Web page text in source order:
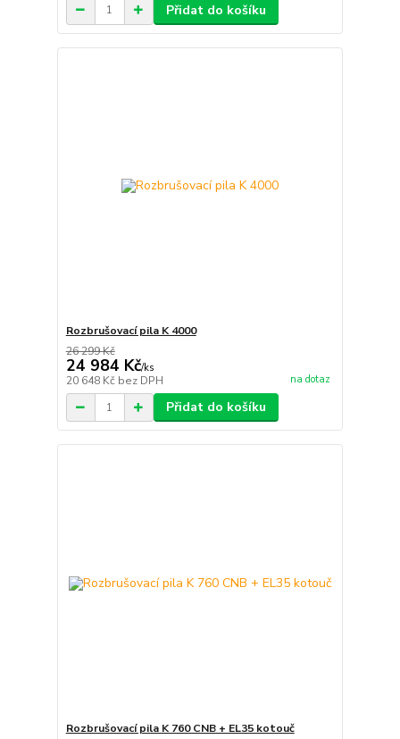
Přidat do košíku
Rozbrušovací pila K 4000
26 299 Kč
24 984 Kč/ks
20 648 Kč bez DPH na dotaz
Přidat do košíku
Rozbrušovací pila K 760 CNB + EL35 kotouč